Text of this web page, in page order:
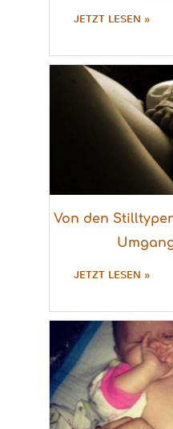
JETZT LESEN »
Von den
JETZT LESEN »